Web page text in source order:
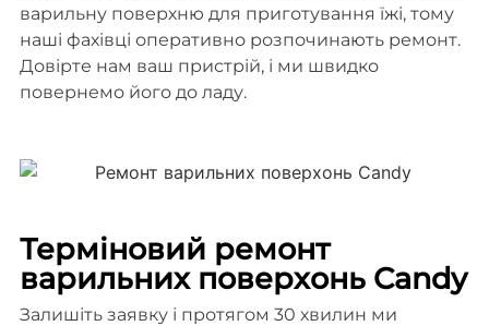
варильну поверхню для приготування їжі, тому
наші фахівці оперативно розпочинають ремонт.
Довірте нам ваш пристрій, і ми швидко
повернемо його до ладу.
Терміновий ремонт
варильних поверхонь Candy
Залишіть заявку і протягом 30 хвилин ми